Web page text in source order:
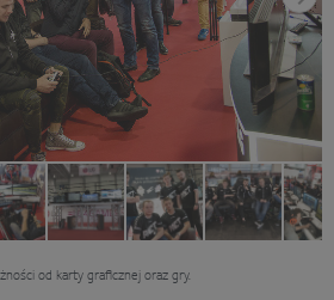
od karty graficznej oraz gry.